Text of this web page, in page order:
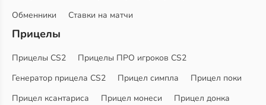
Обменники
Ставки на матчи
Прицелы
Прицелы CS2
Прицелы ПРО игроков CS2
Генератор прицела CS2
Прицел симпла
Прицел поки
Прицел ксантариса
Прицел монеси
Прицел донка